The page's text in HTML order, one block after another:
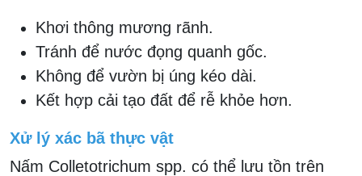
Khơi thông mương rãnh.
Tránh để nước đọng quanh gốc.
Không để vườn bị úng kéo dài.
Kết hợp cải tạo đất để rễ khỏe hơn.
Xử lý xác bã thực vật
Nấm Colletotrichum spp. có thể lưu tồn trên